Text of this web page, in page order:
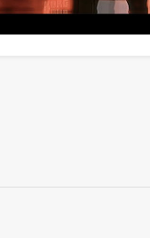
пространстве